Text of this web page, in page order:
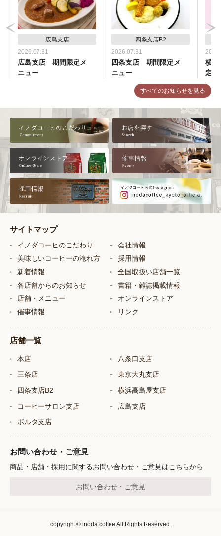
すべてのお知らせを見る
広島支店
2026.07.31
広島支店 期間限定メ
ニュー
四条支店B2
2026.07.31
四条支店 期間限定メ
ニュー
横
定メ
サイトマップ
イノダコーヒのこだわり
美味しいコーヒーの淹れ方
新着情報
各店舗からのお知らせ
店舗・メニュー
催事情報
会社情報
採用情報
全国取扱い店舗一覧
書籍・雑誌掲載情報
オンラインストア
リンク
店舗一覧
本店
三条店
四条支店B2
コーヒーサロン支店
ポルタ支店
八条口支店
東京大丸支店
横浜高島屋支店
広島支店
お問い合わせ・ご意見
商品・店舗・採用に関するお問い合わせ・ご意見はこちらから
お問い合わせ・ご意見
copyright © inoda coffee All Rights Reserved.